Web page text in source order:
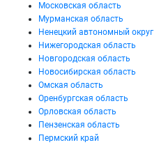
Московская область
Мурманская область
Ненецкий автономный округ
Нижегородская область
Новгородская область
Новосибирская область
Омская область
Оренбургская область
Орловская область
Пензенская область
Пермский край